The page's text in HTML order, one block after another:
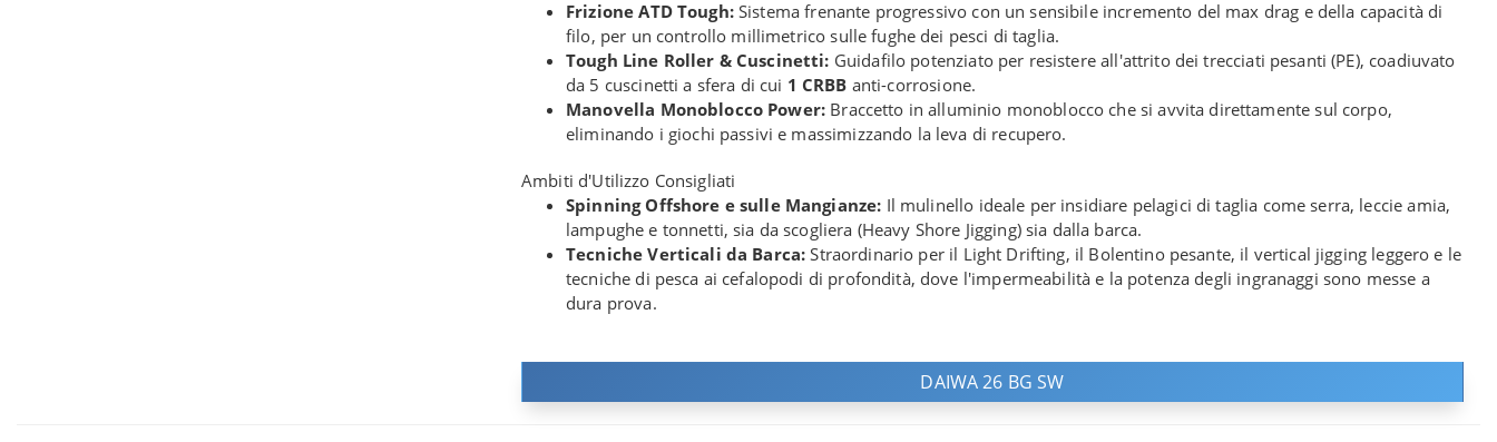
Frizione ATD Tough:Sistema frenante progressivo con un sensibile incremento del max drag e della capacità di
filo, per un controllo millimetrico sulle fughe dei pesci di taglia.
Tough Line Roller & Cuscinetti: Guidafilo potenziato per resistere all'attrito dei trecciati pesanti (PE), coadiuvato
da 5 cuscinetti a sfera di cui 1 CRBB anti-corrosione.
Manovella Monoblocco Power: Braccetto in alluminio monoblocco che si avvita direttamente sul corpo,
eliminando i giochi passivi e massimizzando la leva di recupero.
Ambiti d'Utilizzo Consigliati
Spinning Offshore e sulle Mangianze: Il mulinello ideale per insidiare pelagici di taglia come serra, leccie amia,
lampughe e tonnetti, sia da scogliera (Heavy Shore Jigging) sia dalla barca.
Tecniche Verticali da Barca: Straordinario per il Light Drifting, il Bolentino pesante, il vertical jigging leggero e le
tecniche di pesca ai cefalopodi di profondità, dove l'impermeabilità e la potenza degli ingranaggi sono messe a
dura prova.
DAIWA 26 BG SW